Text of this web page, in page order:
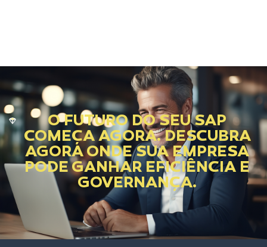
O FUTURO DO SEU SAP
COMEÇA AGORA. DESCUBRA
AGORA ONDE SUA EMPRESA
PODE GANHAR EFICIÊNCIA E
GOVERNANÇA.